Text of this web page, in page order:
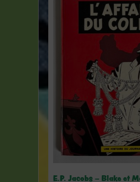
E.P. Jacobs – Blake et